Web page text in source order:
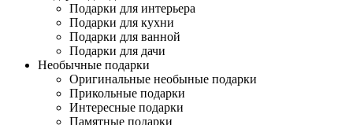
Подарки для интерьера
Подарки для кухни
Подарки для ванной
Подарки для дачи
Необычные подарки
Оригинальные необыные подарки
Прикольные подарки
Интересные подарки
Памятные подарки